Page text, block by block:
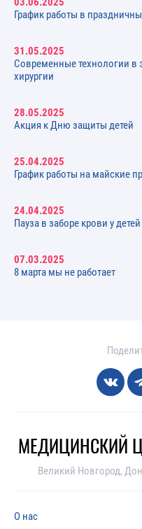
График работы в
31.05.2025
Современные технологии в
хирургии
28.05.2025
Акция к Дню защиты детей
25.04.2025
График работы на майские
24.04.2025
Пауза в заборе крови у детей
07.03.2025
8 марта мы не работает
МЕДИЦИНСКИЙ
Великий Новгород,
О нас